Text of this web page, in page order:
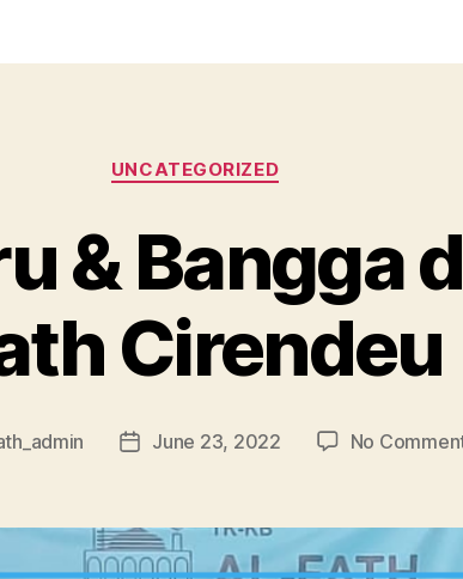
UNCATEGORIZED
& Bangga
Cirendeu
June 23, 2022 No